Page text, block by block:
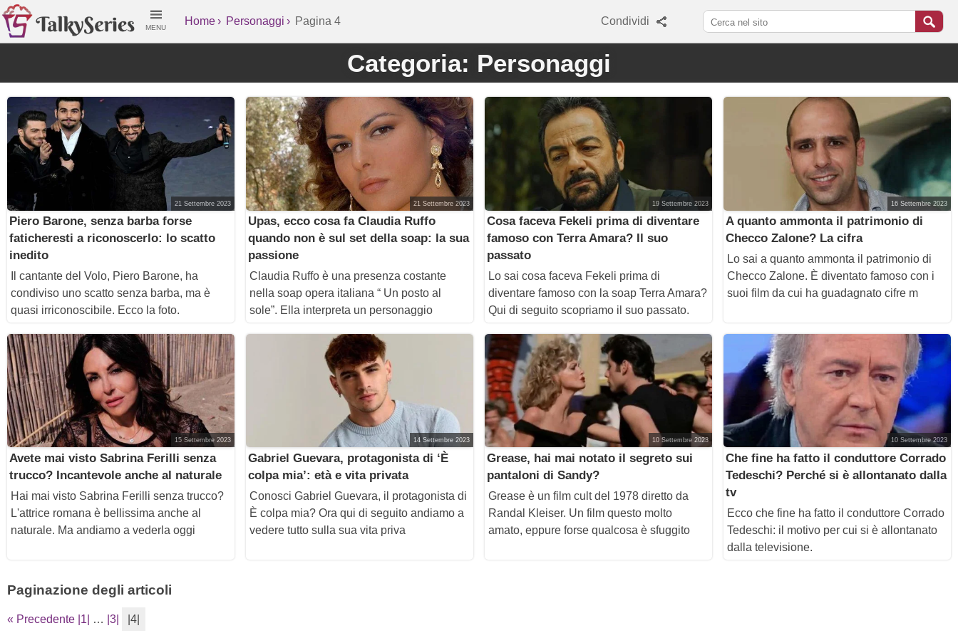
MENU
Home Personaggi Pagina 4 Condividi
Categoria: Personaggi
21 Settembre 2023
Piero Barone, senza barba forse
faticheresti a riconoscerlo: lo scatto
inedito
Il cantante del Volo, Piero Barone, ha
condiviso uno scatto senza barba, ma è
quasi irriconoscibile. Ecco la foto.
21 Settembre 2023
Upas, ecco cosa fa Claudia Ruffo
quando non è sul set della soap: la sua
passione
Claudia Ruffo è una presenza costante
nella soap opera italiana “ Un posto al
sole”. Ella interpreta un personaggio
19 Settembre 2023
Cosa faceva Fekeli prima di diventare
famoso con Terra Amara? Il suo
passato
Lo sai cosa faceva Fekeli prima di
diventare famoso con la soap Terra Amara?
Qui di seguito scopriamo il suo passato.
16 Settembre 2023
A quanto ammonta il patrimonio di
Checco Zalone? La cifra
Lo sai a quanto ammonta il patrimonio di
Checco Zalone. È diventato famoso con i
suoi film da cui ha guadagnato cifre m
15 Settembre 2023
Avete mai visto Sabrina Ferilli senza
trucco? Incantevole anche al naturale
Hai mai visto Sabrina Ferilli senza trucco?
L'attrice romana è bellissima anche al
naturale. Ma andiamo a vederla oggi
14 Settembre 2023
Gabriel Guevara, protagonista di ‘È
colpa mia’: età e vita privata
Conosci Gabriel Guevara, il protagonista di
È colpa mia? Ora qui di seguito andiamo a
vedere tutto sulla sua vita priva
10 Settembre 2023
Grease, hai mai notato il segreto sui
pantaloni di Sandy?
Grease è un film cult del 1978 diretto da
Randal Kleiser. Un film questo molto
amato, eppure forse qualcosa è sfuggito
10 Settembre 2023
Che fine ha fatto il conduttore Corrado
Tedeschi? Perché si è allontanato dalla
tv
Ecco che fine ha fatto il conduttore Corrado
Tedeschi: il motivo per cui si è allontanato
dalla televisione.
Paginazione degli articoli
« Precedente |1| … |3| |4|